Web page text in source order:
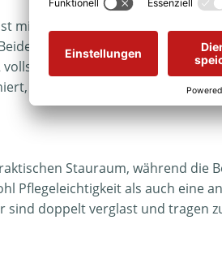
mit hochwertigen
Tageslichtbäder, jeweils mit
saniert und bieten
um eine effiziente
Stauraum, während die
Pflegeleichtigkeit als auch eine
sind doppelt verglast und tragen